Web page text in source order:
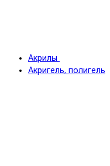
Акрилы
Акригель, полигель